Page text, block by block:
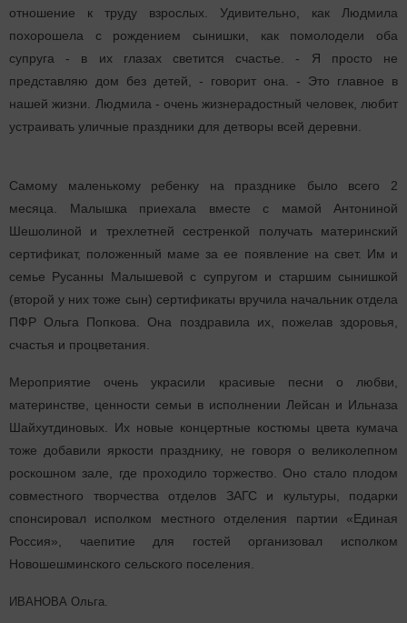
отношение к труду взрослых. Удивительно, как Людмила
похорошела с рождением сынишки, как помолодели оба
супруга - в их глазах светится счастье. - Я просто не
представляю дом без детей, - говорит она. - Это главное в
нашей жизни. Людмила - очень жизнерадостный человек, любит
устраивать уличные праздники для детворы всей деревни.
Самому маленькому ребенку на празднике было всего 2
месяца. Малышка приехала вместе с мамой Антониной
Шешолиной и трехлетней сестренкой получать материнский
сертификат, положенный маме за ее появление на свет. Им и
семье Русанны Малышевой с супругом и старшим сынишкой
(второй у них тоже сын) сертификаты вручила начальник отдела
ПФР Ольга Попкова. Она поздравила их, пожелав здоровья,
счастья и процветания.
Мероприятие очень украсили красивые песни о любви,
материнстве, ценности семьи в исполнении Лейсан и Ильназа
Шайхутдиновых. Их новые концертные костюмы цвета кумача
тоже добавили яркости празднику, не говоря о великолепном
роскошном зале, где проходило торжество. Оно стало плодом
совместного творчества отделов ЗАГС и культуры, подарки
спонсировал исполком местного отделения партии «Единая
Россия», чаепитие для гостей организовал исполком
Новошешминского сельского поселения.
ИВАНОВА Ольга.